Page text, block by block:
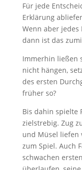
Für jede
Erklärung
Wenn aber jedes
dann ist das
Immerhin ließen
nicht hängen,
des ersten
früher so?
Bis dahin spielte
zielstrebig. Zug
und Müsel liefen
zum Spiel. Auch
schwachen